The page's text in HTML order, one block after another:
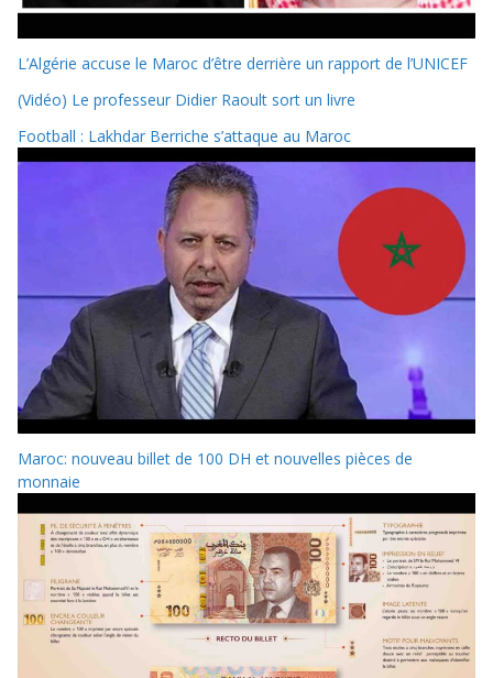
L’Algérie accuse le Maroc d’être derrière un rapport de l’UNICEF
(Vidéo) Le professeur Didier Raoult sort un livre
Football : Lakhdar Berriche s’attaque au Maroc
Maroc: nouveau billet de 100 DH et nouvelles pièces de
monnaie